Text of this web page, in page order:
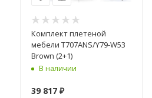
Комплект плетеной
мебели T707ANS/Y79-W53
Brown (2+1)
В наличии
39 817₽